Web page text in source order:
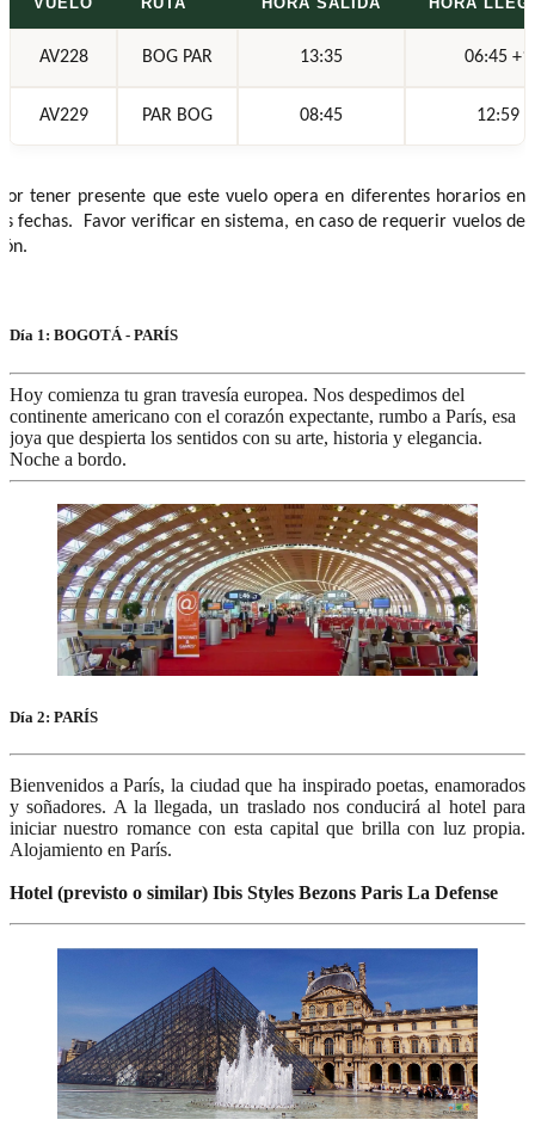
AV228 BOG PAR 13:35 06:45 +1
AV229 PAR BOG 08:45 12:59
tener presente que este vuelo opera en diferentes horarios en
fechas. Favor verificar en sistema, en caso de requerir vuelos de
Día 1: BOGOTÁ - PARÍS
Hoy comienza tu gran travesía europea. Nos despedimos del
continente americano con el corazón expectante, rumbo a París, esa
joya que despierta los sentidos con su arte, historia y elegancia.
Noche a bordo.
Día 2: PARÍS
Bienvenidos a París, la ciudad que ha inspirado poetas, enamorados
y soñadores. A la llegada, un traslado nos conducirá al hotel para
iniciar nuestro romance con esta capital que brilla con luz propia.
Alojamiento en París.
Hotel (previsto o similar) Ibis Styles Bezons Paris La Defense